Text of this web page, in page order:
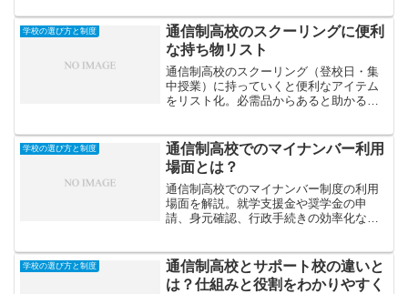
学校の選び方と制度
通信制高校のスクーリングに便利
な持ち物リスト
通信制高校のスクーリング（登校日・集
中授業）に持っていくと便利なアイテム
をリスト化。必需品からあると助かる便
す。
学校の選び方と制度
通信制高校でのマイナンバー利用
場面とは？
通信制高校でのマイナンバー制度の利用
場面を解説。就学支援金や奨学金の申
請、身元確認、行政手続きの効率化な
学校の選び方と制度
通信制高校とサポート校の違いと
は？仕組みと役割をわかりやすく